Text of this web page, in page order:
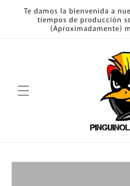
directamente
al contenido
Te damos la bienvenida a
tiempos de producción
(Aproximadamente)
directamente